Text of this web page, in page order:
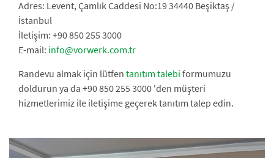
Adres: Levent, Çamlık Caddesi No:19 34440 Beşiktaş /
İstanbul
İletişim: +90 850 255 3000
E-mail: info@vorwerk.com.tr
Randevu almak için lütfen tanıtım talebi formumuzu
doldurun ya da +90 850 255 3000 'den müşteri
hizmetlerimiz ile iletişime geçerek tanıtım talep edin.